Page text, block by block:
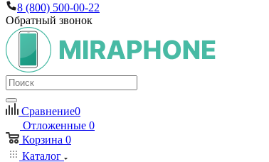
8 (800) 500-00-22
Обратный звонок
Сравнение0
Отложенные 0
Корзина 0
Каталог